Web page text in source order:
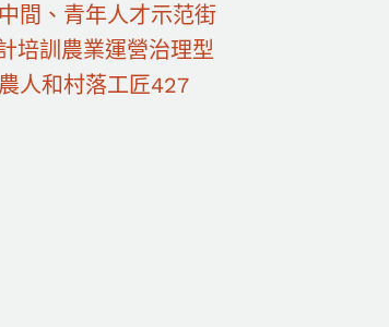
間、青年人才示范街
培訓農業運營治理型
人和村落工匠427